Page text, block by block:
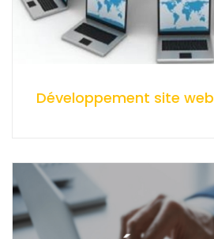
Développement site web